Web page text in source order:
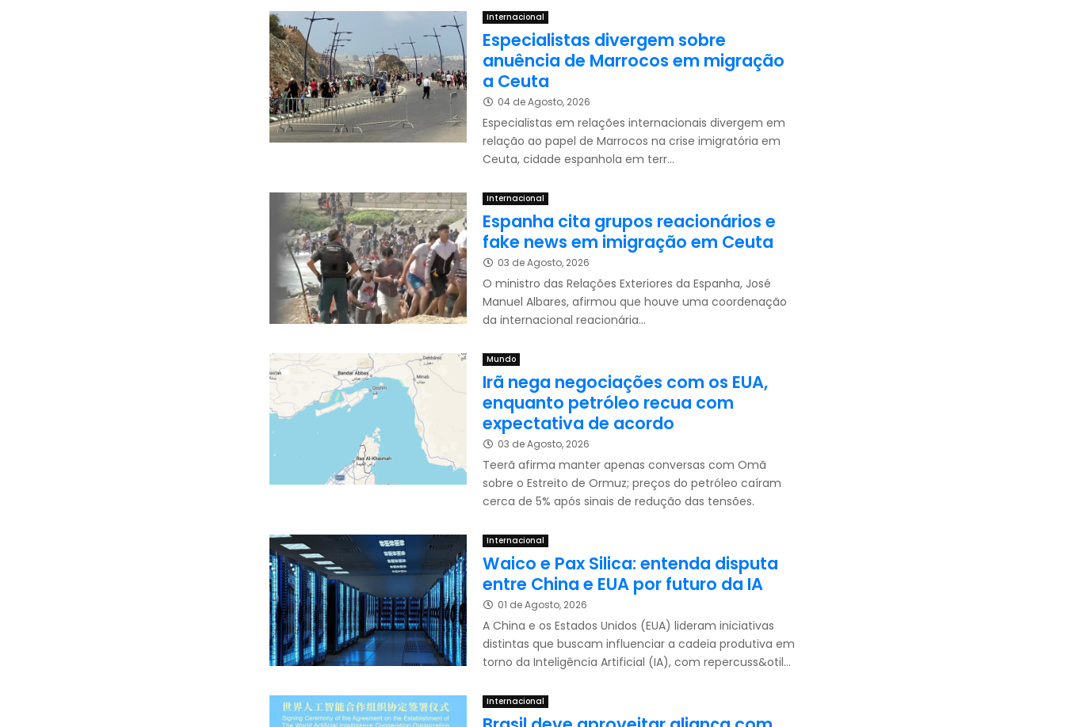
Internacional
Especialistas divergem sobre
anuência de Marrocos em migração
a Ceuta
04 de Agosto, 2026
Especialistas em relações internacionais divergem em
relação ao papel de Marrocos na crise imigratória em
Ceuta, cidade espanhola em terr...
Internacional
Espanha cita grupos reacionários e
fake news em imigração em Ceuta
03 de Agosto, 2026
O ministro das Relações Exteriores da Espanha, José
Manuel Albares, afirmou que houve uma coordenação
da internacional reacionária...
Mundo
Irã nega negociações com os EUA,
enquanto petróleo recua com
expectativa de acordo
03 de Agosto, 2026
Teerã afirma manter apenas conversas com Omã
sobre o Estreito de Ormuz; preços do petróleo caíram
cerca de 5% após sinais de redução das tensões.
Internacional
Waico e Pax Silica: entenda disputa
entre China e EUA por futuro da IA
01 de Agosto, 2026
A China e os Estados Unidos (EUA) lideram iniciativas
distintas que buscam influenciar a cadeia produtiva em
torno da Inteligência Artificial (IA), com repercuss&otil...
Internacional